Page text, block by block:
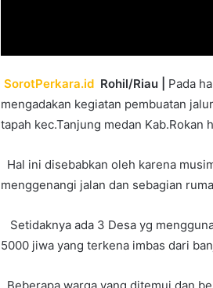
SorotPerkara.id Rohil/Riau |
Pada
mengadakan kegiatan pembuatan
tapah kec.Tanjung medan Kab.Rokan
Hal ini disebabkan oleh karena
menggenangi jalan dan sebagian
Setidaknya ada 3 Desa yg
5000 jiwa yang terkena imbas dari